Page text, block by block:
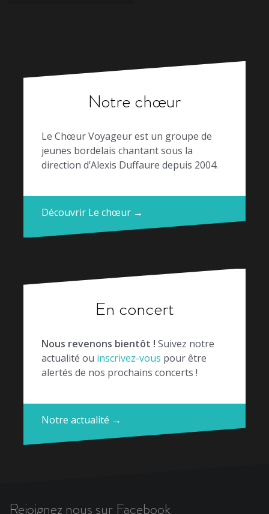
Notre chœur
Le Chœur Voyageur est un groupe de
jeunes bordelais chantant sous la
direction d’Alexis Duffaure depuis 2004.
Découvrir Le chœur →
En concert
Nous revenons bientôt ! Suivez notre
actualité ou inscrivez-vous pour être
alertés de nos prochains concerts !
Notre actualité →
Rejoignez nous sur Facebook